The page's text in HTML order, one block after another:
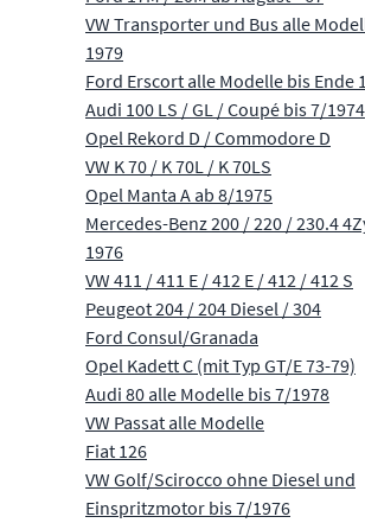
VW Transporter und Bus alle
1979
Ford Erscort alle Modelle bis Ende
Audi 100 LS / GL / Coupé bis 7/1974
Opel Rekord D / Commodore D
VW K 70 / K 70L / K 70LS
Opel Manta A ab 8/1975
Mercedes-Benz 200 / 220 / 230.4
1976
VW 411 / 411 E / 412 E / 412 / 412 S
Peugeot 204 / 204 Diesel / 304
Ford Consul/Granada
Opel Kadett C (mit Typ GT/E 73-79)
Audi 80 alle Modelle bis 7/1978
VW Passat alle Modelle
Fiat 126
VW Golf/Scirocco ohne Diesel und
Einspritzmotor bis 7/1976